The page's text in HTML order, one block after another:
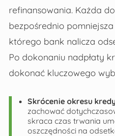
refinansowania. Każda
bezpośrednio
którego bank nalicza
Po dokonaniu nadpłaty
dokonać kluczowego
Skrócenie okresu
zachować
skraca czas trwania
oszczędności na